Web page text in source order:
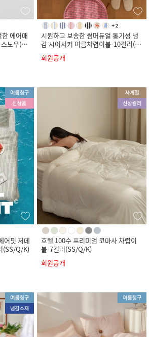
에어매
노우(S
시원하고 보송한 썸머듀얼 통기성 냉
감 시어서커 여름차렵이불-10컬러(S
회원공개
어핏 저데
(SS/Q/K)
호텔 100수 프리미엄 코마사 차렵이
불-7컬러(SS/Q/K)
회원공개